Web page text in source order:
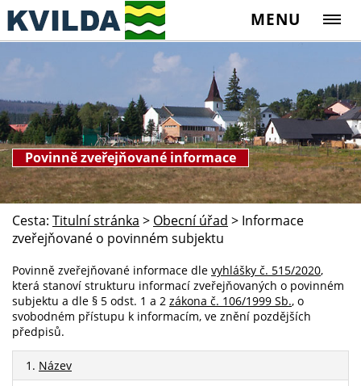
MENU
Povinně zveřejňované informace
Cesta: Titulní stránka > Obecní úřad > Informace
zveřejňované o povinném subjektu
Povinně zveřejňované informace dle vyhlášky č. 515/2020,
která stanoví strukturu informací zveřejňovaných o povinném
subjektu a dle § 5 odst. 1 a 2 zákona č. 106/1999 Sb., o
svobodném přístupu k informacím, ve znění pozdějších
předpisů.
1. Název